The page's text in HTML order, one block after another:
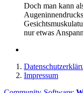
Doch man kann
nur etwas
Impressum